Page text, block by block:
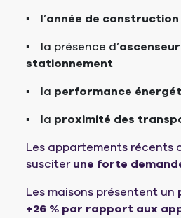
l’année de construction
la présence d’
stationnement
la performance
la proximité des
Les appartements récents
susciterune forte
Les maisons présentent un
+26 % par rapport aux